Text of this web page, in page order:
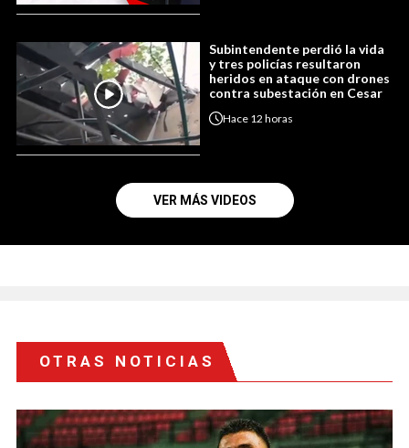
Subintendente perdió la vida
y tres policías resultaron
heridos en ataque con drones
contra subestación en Cesar
Hace 12 horas
VER MÁS VIDEOS
OTRAS NOTICIAS